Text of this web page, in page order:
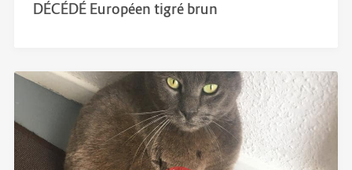
DÉCÉDÉ Européen tigré brun